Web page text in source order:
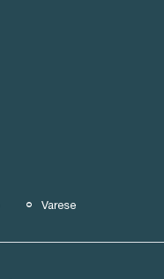
Varese